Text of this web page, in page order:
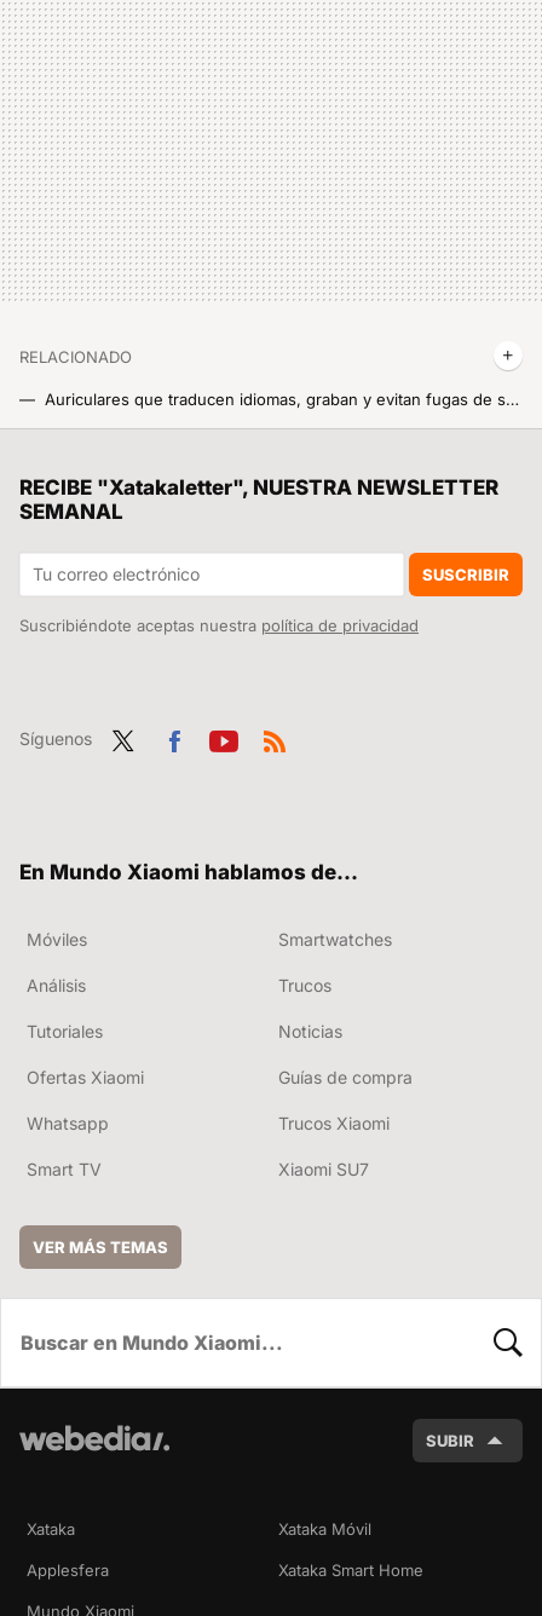
RELACIONADO
Auriculares que traducen idiomas, graban y evitan fugas de sonido. Y encima con un diseño revolucionario
Ya ni del técnico de reparaciones del móvil te puedes fiar: el caso del técnico de Valladolid que robaba vídeos de WhatsApp
RECIBE "Xatakaletter", NUESTRA NEWSLETTER
SEMANAL
SUSCRIBIR
Suscribiéndote aceptas nuestra política de privacidad
Síguenos
En Mundo Xiaomi hablamos de...
Móviles Smartwatches
Análisis Trucos
Tutoriales Noticias
Ofertas Xiaomi Guías de compra
Whatsapp Trucos Xiaomi
Smart TV Xiaomi SU7
VER MÁS TEMAS
SUBIR
Xataka Xataka Móvil
Applesfera Xataka Smart Home
Mundo Xiaomi